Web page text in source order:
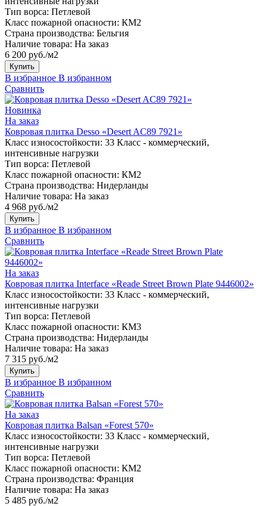
Тип ворса: Петлевой
Класс пожарной опасности: КМ2
Страна производства: Бельгия
Наличие товара: На заказ
6 200 руб./м2
Купить
В избранное В избранном
Сравнить
Новинка
На заказ
Ковровая плитка Desso «Desert AC89 7921»
Класс износостойкости: 33 Класс - коммерческий,
интенсивные нагрузки
Тип ворса: Петлевой
Класс пожарной опасности: КМ2
Страна производства: Нидерланды
Наличие товара: На заказ
4 968 руб./м2
Купить
В избранное В избранном
Сравнить
На заказ
Ковровая плитка Interface «Reade Street Brown Plate 9446002»
Класс износостойкости: 33 Класс - коммерческий,
интенсивные нагрузки
Тип ворса: Петлевой
Класс пожарной опасности: КМ3
Страна производства: Нидерланды
Наличие товара: На заказ
7 315 руб./м2
Купить
В избранное В избранном
Сравнить
На заказ
Ковровая плитка Balsan «Forest 570»
Класс износостойкости: 33 Класс - коммерческий,
интенсивные нагрузки
Тип ворса: Петлевой
Класс пожарной опасности: КМ2
Страна производства: Франция
Наличие товара: На заказ
5 485 руб./м2